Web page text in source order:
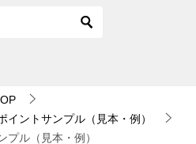
ントサンプル（見本・例）
ル（見本・例）